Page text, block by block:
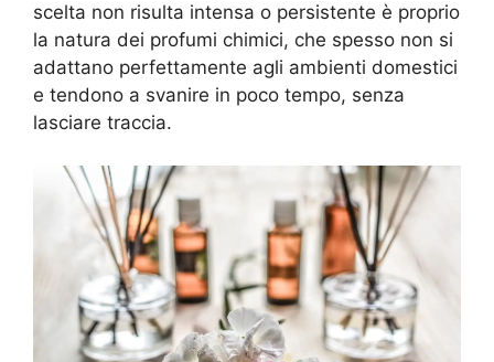
scelta non risulta intensa o persistente è proprio
la natura dei profumi chimici, che spesso non si
adattano perfettamente agli ambienti domestici
e tendono a svanire in poco tempo, senza
lasciare traccia.